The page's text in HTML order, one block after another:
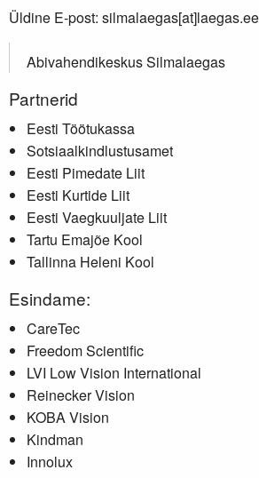
Üldine E-post: silmalaegas[at]laegas.ee
Abivahendikeskus Silmalaegas
Partnerid
Eesti Töötukassa
Sotsiaalkindlustusamet
Eesti Pimedate Liit
Eesti Kurtide Liit
Eesti Vaegkuuljate Liit
Tartu Emajõe Kool
Tallinna Heleni Kool
Esindame:
CareTec
Freedom Scientific
LVI Low Vision International
Reinecker Vision
KOBA Vision
Kindman
Innolux